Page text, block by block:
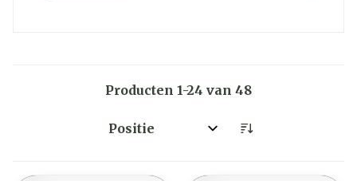
Producten 1-24 van 48
Sorteer op: